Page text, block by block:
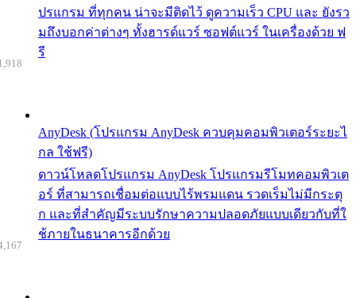
ปรแกรม ที่ทุกคน น่าจะมีติดไว้ ดูความเร็ว CPU และ ยังรว
มถึงบอกค่าต่างๆ ทั้งฮารด์แวร์ ซอฟต์แวร์ ในเครื่องด้วย ฟ
รี
AnyDesk (โปรแกรม AnyDesk ควบคุมคอมพิวเตอร์ระยะไ
กล ใช้ฟรี)
ดาวน์โหลดโปรแกรม AnyDesk โปรแกรมรีโมทคอมพิวเต
อร์ ที่สามารถเชื่อมต่อแบบไร้พรมแดน รวดเร็มไม่มีกระตุ
ก และที่สำคัญมีระบบรักษาความปลอดภัยแบบเดียวกับที่ใ
ช้ภายในธนาคารอีกด้วย